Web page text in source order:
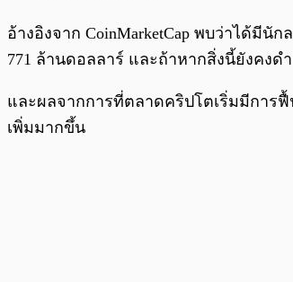
อ้างอิงจาก CoinMarketCap พบว่าได้มี
771 ล้านดอลลาร์ และถ้าหากสิ่งนี้ยังคงด
และผลจากการที่ตลาดคริปโตเริ่มมีการ
เพิ่มมากขึ้น